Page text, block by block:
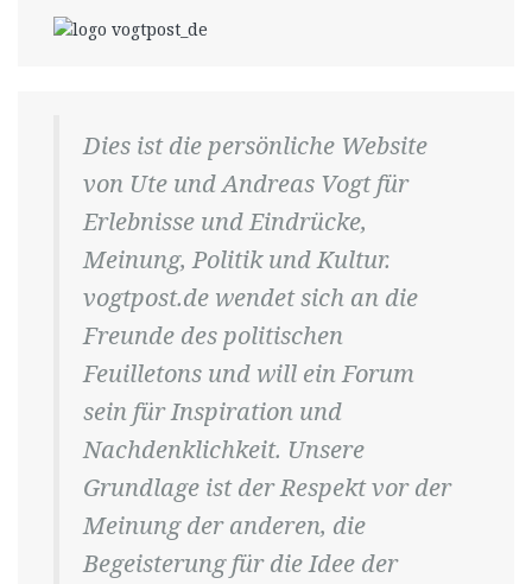
Dies ist die persönliche Website
von Ute und Andreas Vogt für
Erlebnisse und Eindrücke,
Meinung, Politik und Kultur.
vogtpost.de wendet sich an die
Freunde des politischen
Feuilletons und will ein Forum
sein für Inspiration und
Nachdenklichkeit. Unsere
Grundlage ist der Respekt vor der
Meinung der anderen, die
Begeisterung für die Idee der